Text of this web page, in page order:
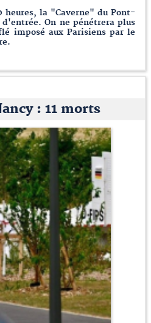
heures, la "Caverne" du Pont-
On ne pénétrera plus
imposé aux Parisiens par le
: 11 morts